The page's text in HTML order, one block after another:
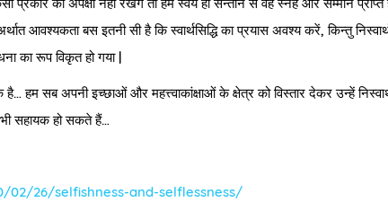
आवश्यकता बस इतनी सी है कि स्वार्थसिद्धि का प्रयास अवश्य करें, किन्तु
का रूप विकृत हो गया |
है… हम सब अपनी इच्छाओं और महत्त्वाकांक्षाओं के क्षेत्र को विस्तार देकर उन्हें
सहायक हो सकते हैं…
02/26/selfishness-and-selflessness/